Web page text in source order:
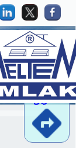
موقع
..مشاهدة
وصفة
الطريق